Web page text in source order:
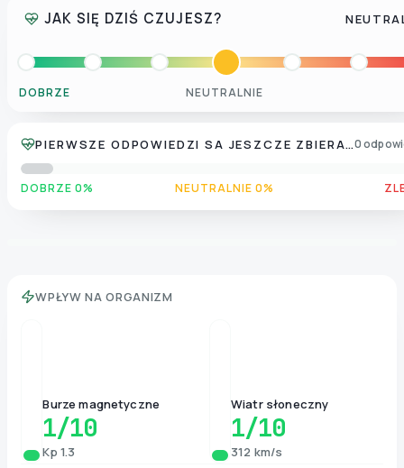
JAK SIĘ DZIŚ CZUJESZ?
DOBRZE NEUTRALNIE
PIERWSZE ODPOWIEDZI SA JESZCZE ZBIERANE0
DOBRZE 0% NEUTRALNIE 0%
WPŁYW NA ORGANIZM
Burze magnetyczne
1/10
Kp 1.3
Wiatr słoneczny
1/10
312 km/s